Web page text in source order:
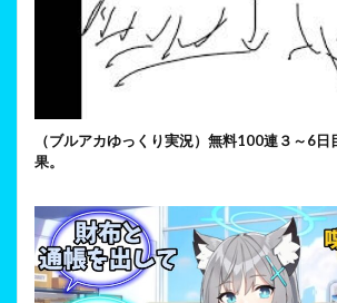
（ブルアカゆっくり実況）無料100連３～6
果。